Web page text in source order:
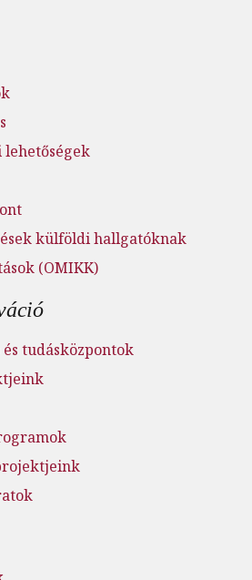
külföldi hallgatóknak
(OMIKK)
tudásközpontok